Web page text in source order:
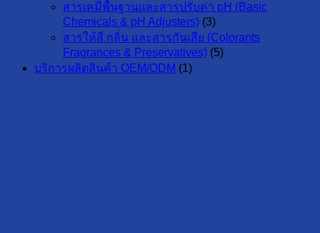
สารเคมีพื้นฐานและสารปรับค่า pH (Basic
Chemicals & pH Adjusters) (3)
สารให้สี กลิ่น และสารกันเสีย (Colorants
Fragrances & Preservatives) (5)
บริการผลิตสินค้า OEM/ODM (1)